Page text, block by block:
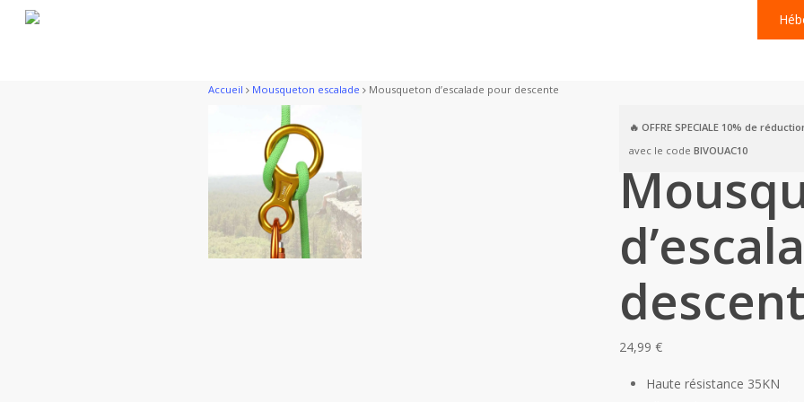
Accueil Mousqueton escalade Mousqueton d’escalade pour descente
🔥 OFFRE SPECIALE 10% de
avec le codeBIVOUAC10
24,99 €
Haute résistance 35KN